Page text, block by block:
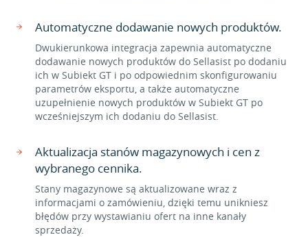
Automatyczne dodawanie nowych produktów.
Dwukierunkowa integracja zapewnia automatyczne
dodawanie nowych produktów do Sellasist po dodaniu
ich w Subiekt GT i po odpowiednim skonfigurowaniu
parametrów eksportu, a także automatyczne
uzupełnienie nowych produktów w Subiekt GT po
wcześniejszym ich dodaniu do Sellasist.
Aktualizacja stanów magazynowych i cen z
wybranego cennika.
Stany magazynowe są aktualizowane wraz z
informacjami o zamówieniu, dzięki temu unikniesz
błędów przy wystawianiu ofert na inne kanały
sprzedaży.